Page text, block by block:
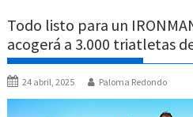
Todo listo para un
acogerá a 3.000 triatletas
24 abril, 2025 Paloma Redondo